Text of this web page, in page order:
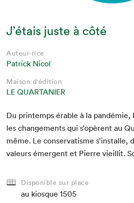
J’étais juste à côté
Auteur·rice
Patrick Nicol
Maison d'édition
LE QUARTANIER
Du print­emps érable à la pandémie,
les change­ments qui s’opèrent au
même. Le con­ser­vatisme s’installe,
valeurs émer­gent et Pierre vieil­lit.
Disponible sur place
au kiosque 1505